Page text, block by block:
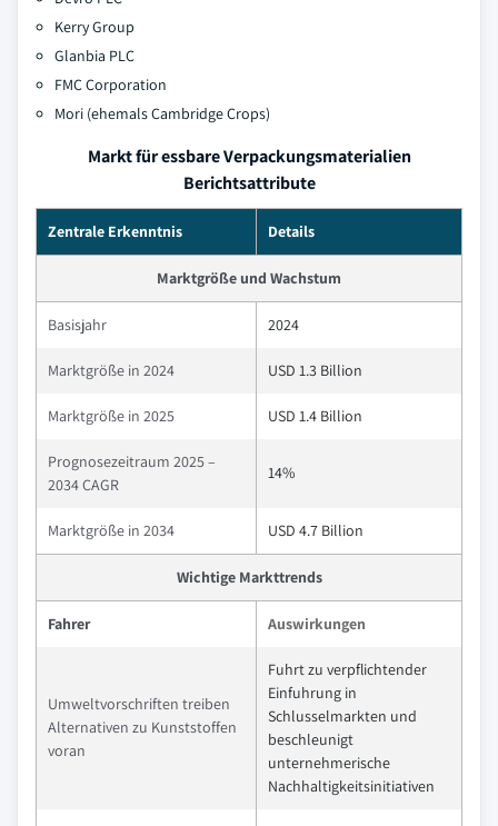
Kerry Group
Glanbia PLC
FMC Corporation
Mori (ehemals Cambridge Crops)
Markt für essbare Verpackungsmaterialien
Berichtsattribute
Zentrale Erkenntnis Details
Marktgröße und Wachstum
Basisjahr 2024
Marktgröße in 2024 USD 1.3 Billion
Marktgröße in 2025 USD 1.4 Billion
Prognosezeitraum 2025 –
2034 CAGR
14%
Marktgröße in 2034 USD 4.7 Billion
Wichtige Markttrends
Fahrer Auswirkungen
Umweltvorschriften treiben
Alternativen zu Kunststoffen
voran
Fuhrt zu verpflichtender
Einfuhrung in
Schlusselmarkten und
beschleunigt
unternehmerische
Nachhaltigkeitsinitiativen